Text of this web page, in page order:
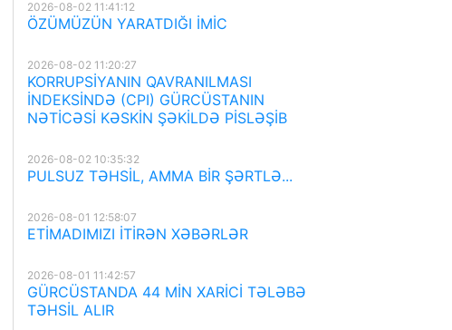
2026-08-02 11:41:12
ÖZÜMÜZÜN YARATDIĞI İMİC
2026-08-02 11:20:27
KORRUPSİYANIN QAVRANILMASI
İNDEKSİNDƏ (CPI) GÜRCÜSTANIN
NƏTİCƏSİ KƏSKİN ŞƏKİLDƏ PİSLƏŞİB
2026-08-02 10:35:32
PULSUZ TƏHSİL, AMMA BİR ŞƏRTLƏ...
2026-08-01 12:58:07
ETİMADIMIZI İTİRƏN XƏBƏRLƏR
2026-08-01 11:42:57
GÜRCÜSTANDA 44 MİN XARİCİ TƏLƏBƏ
TƏHSİL ALIR